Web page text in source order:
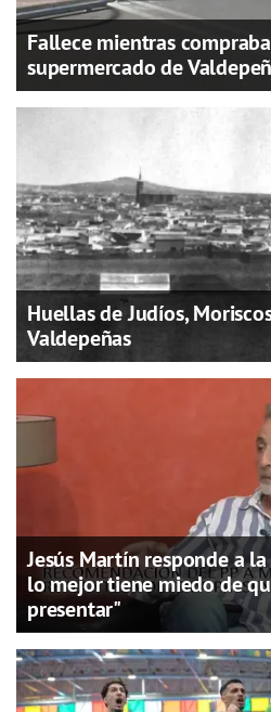
Fallece mientras
supermercado de
Huellas de Judíos,
Valdepeñas
Jesús Martín responde a
lo mejor tiene miedo de
presentar"